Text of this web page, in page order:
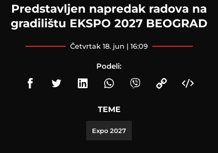
Predstavljen napredak radova na
gradilištu EKSPO 2027 BEOGRAD
četvrtak 18. jun | 16:09
Podeli:
TEME
Expo 2027